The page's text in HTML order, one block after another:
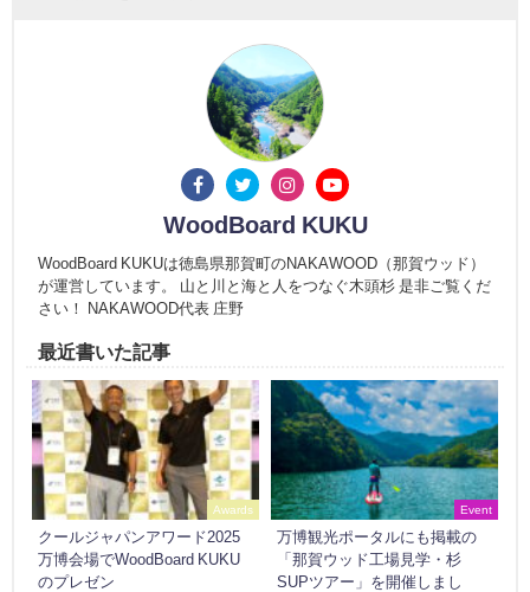
WoodBoard KUKU
WoodBoard KUKUは徳島県那賀町のNAKAWOOD（那賀ウッド）
が運営しています。 山と川と海と人をつなぐ木頭杉 是非ご覧くだ
さい！ NAKAWOOD代表 庄野
最近書いた記事
Awards
クールジャパンアワード2025
万博会場でWoodBoard KUKU
のプレゼン
Event
万博観光ポータルにも掲載の
「那賀ウッド工場見学・杉
SUPツアー」を開催しまし